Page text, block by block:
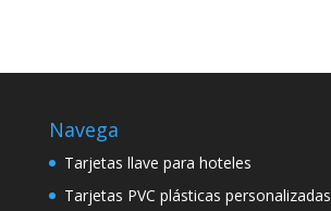
Navega
Tarjetas llave para hoteles
Tarjetas PVC plásticas personalizadas